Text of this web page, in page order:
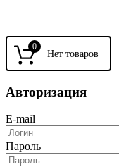
0
Авторизация
E-mail
Пароль